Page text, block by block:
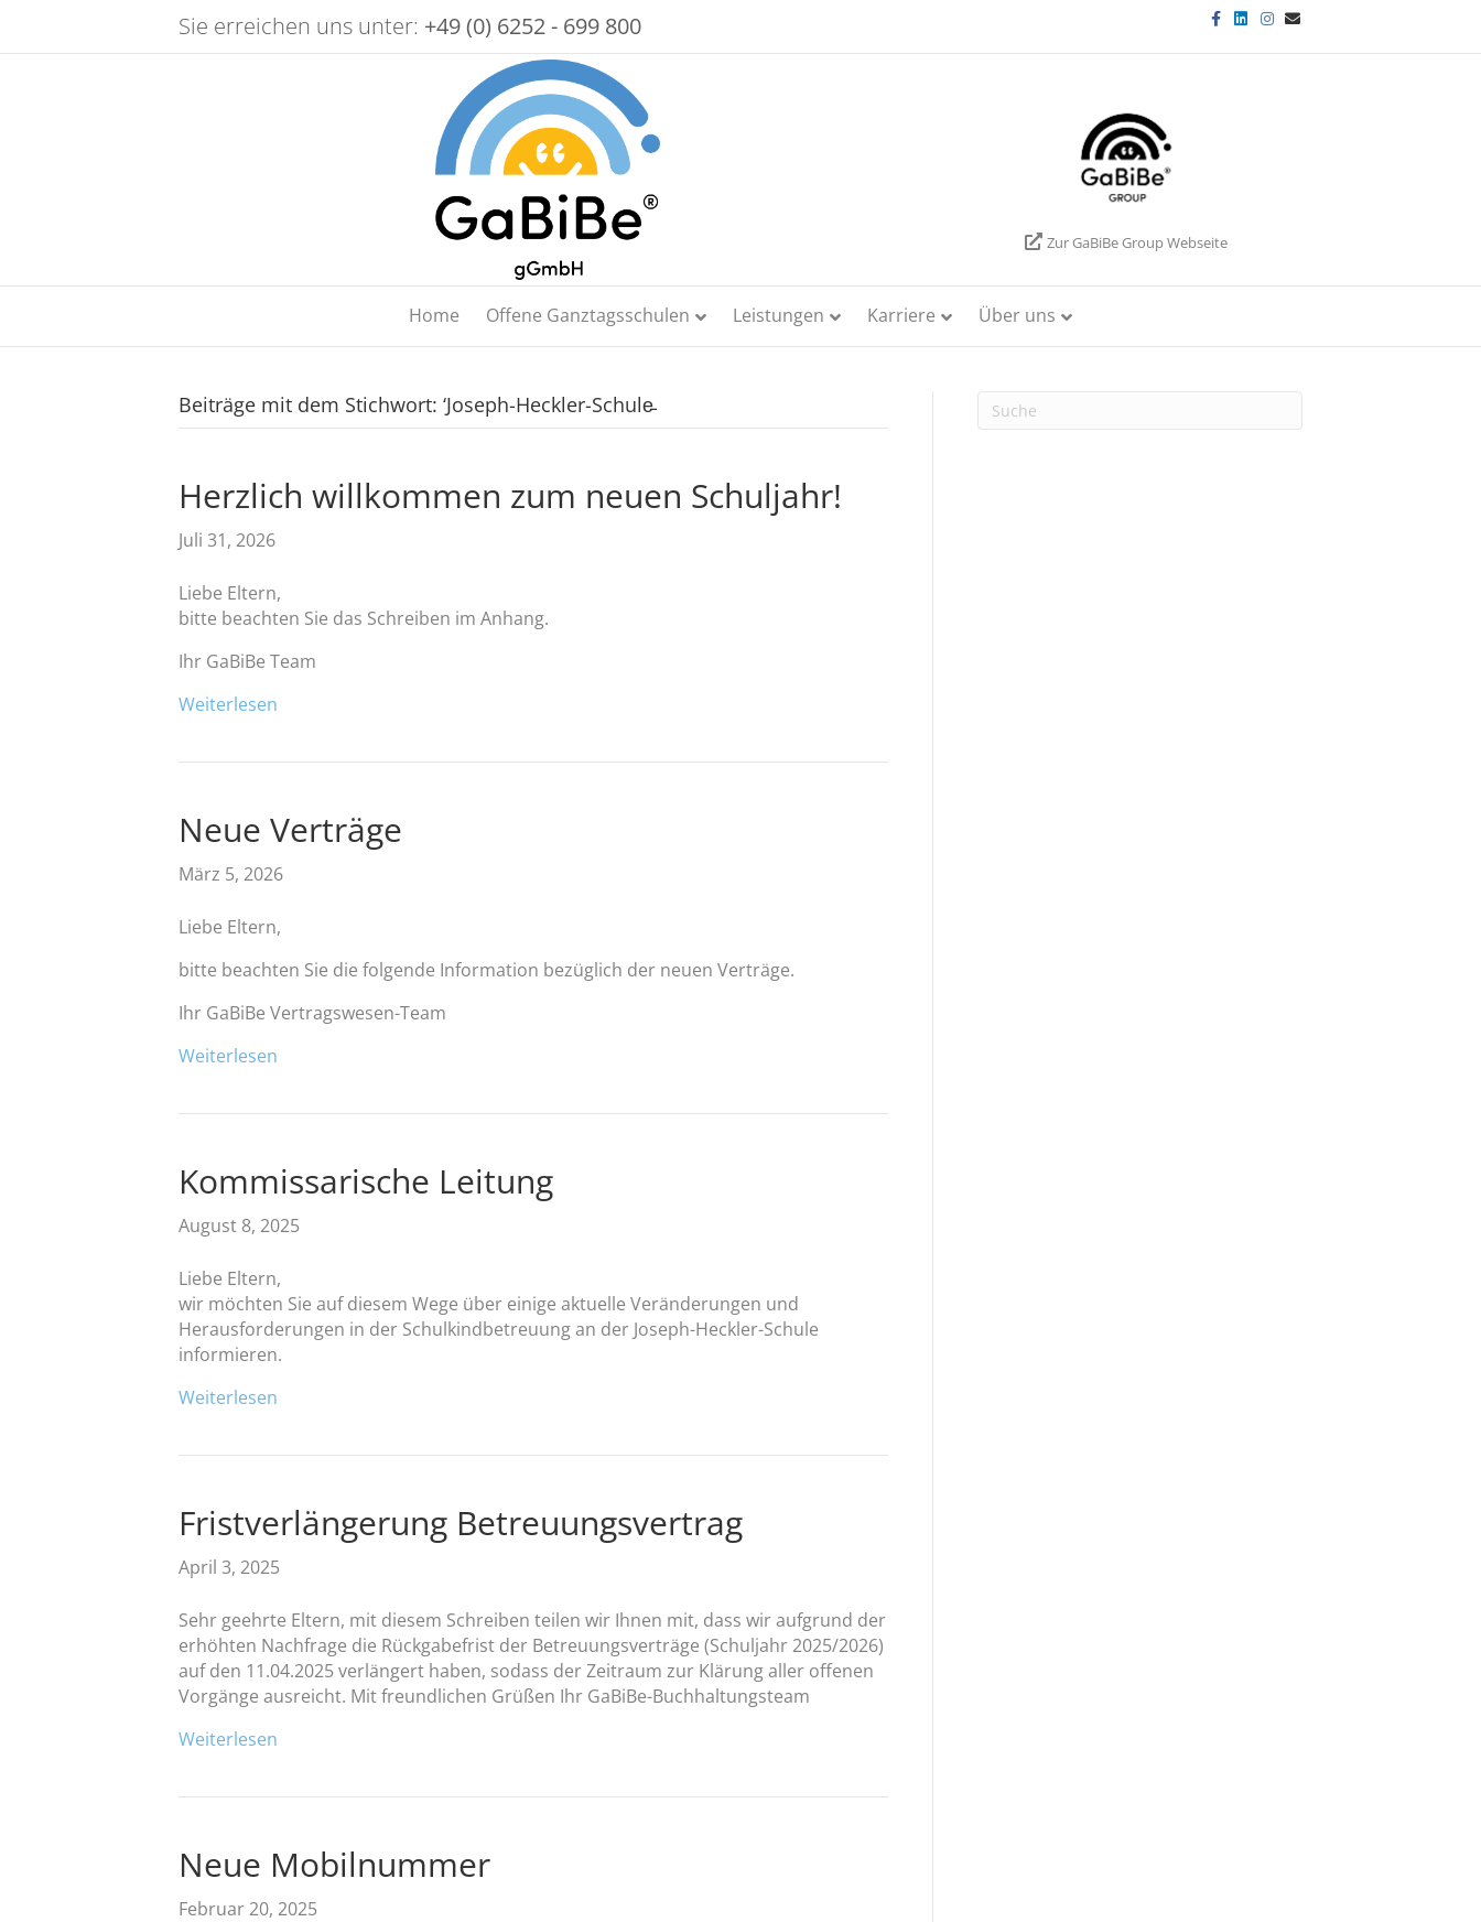
Sie erreichen uns unter: +49 (0) 6252 - 699 800 Facebook
LinkedinInstagram
Email
Zur GaBiBe Group Webseite
Home Offene Ganztagsschulen Leistungen Karriere Über uns
Beiträge mit dem Stichwort: ‘Joseph-Heckler-Schule̵
Herzlich willkommen zum neuen Schuljahr!
Juli 31, 2026
Liebe Eltern,
bitte beachten Sie das Schreiben im Anhang.
Ihr GaBiBe Team
Weiterlesen
Neue Verträge
März 5, 2026
Liebe Eltern,
bitte beachten Sie die folgende Information bezüglich der neuen Verträge.
Ihr GaBiBe Vertragswesen-Team
Weiterlesen
Kommissarische Leitung
August 8, 2025
Liebe Eltern,
wir möchten Sie auf diesem Wege über einige aktuelle Veränderungen und
Herausforderungen in der Schulkindbetreuung an der Joseph-Heckler-Schule
informieren.
Weiterlesen
Fristverlängerung Betreuungsvertrag
April 3, 2025
Sehr geehrte Eltern, mit diesem Schreiben teilen wir Ihnen mit, dass wir aufgrund der
erhöhten Nachfrage die Rückgabefrist der Betreuungsverträge (Schuljahr 2025/2026)
auf den 11.04.2025 verlängert haben, sodass der Zeitraum zur Klärung aller offenen
Vorgänge ausreicht. Mit freundlichen Grüßen Ihr GaBiBe-Buchhaltungsteam
Weiterlesen
Neue Mobilnummer
Februar 20, 2025